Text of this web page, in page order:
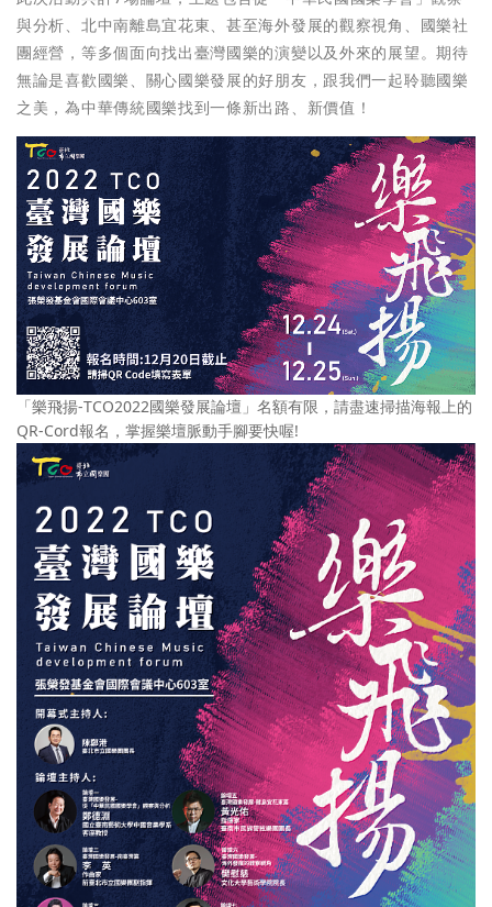
與分析、北中南離島宜花東、甚至海外發展的觀察視角、國樂社
團經營，等多個面向找出臺灣國樂的演變以及外來的展望。期待
無論是喜歡國樂、關心國樂發展的好朋友，跟我們一起聆聽國樂
之美，為中華傳統國樂找到一條新出路、新價值！
「樂飛揚-TCO2022國樂發展論壇」名額有限，請盡速掃描海報上的
QR-Cord報名，掌握樂壇脈動手腳要快喔!